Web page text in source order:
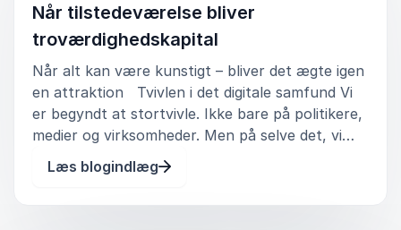
Når tilstedeværelse bliver
troværdighedskapital
Når alt kan være kunstigt – bliver det ægte igen
en attraktion Tvivlen i det digitale samfund Vi
er begyndt at stortvivle. Ikke bare på politikere,
medier og virksomheder. Men på selve det, vi
ser, læser og hører. Vi tror mindre på det
digitale, fordi vi ikke længere kan vide, hvem
Læs blogindlæg